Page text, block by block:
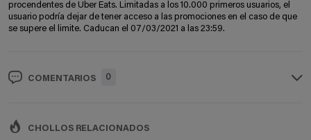
procendentes de Uber Eats. Limitadas a los 10.000 primeros usuarios, el
usuario podría dejar de tener acceso a las promociones en el caso de que
se supere el limite. Caducan el 07/03/2021 a las 23:59.
COMENTARIOS 0
CHOLLOS RELACIONADOS